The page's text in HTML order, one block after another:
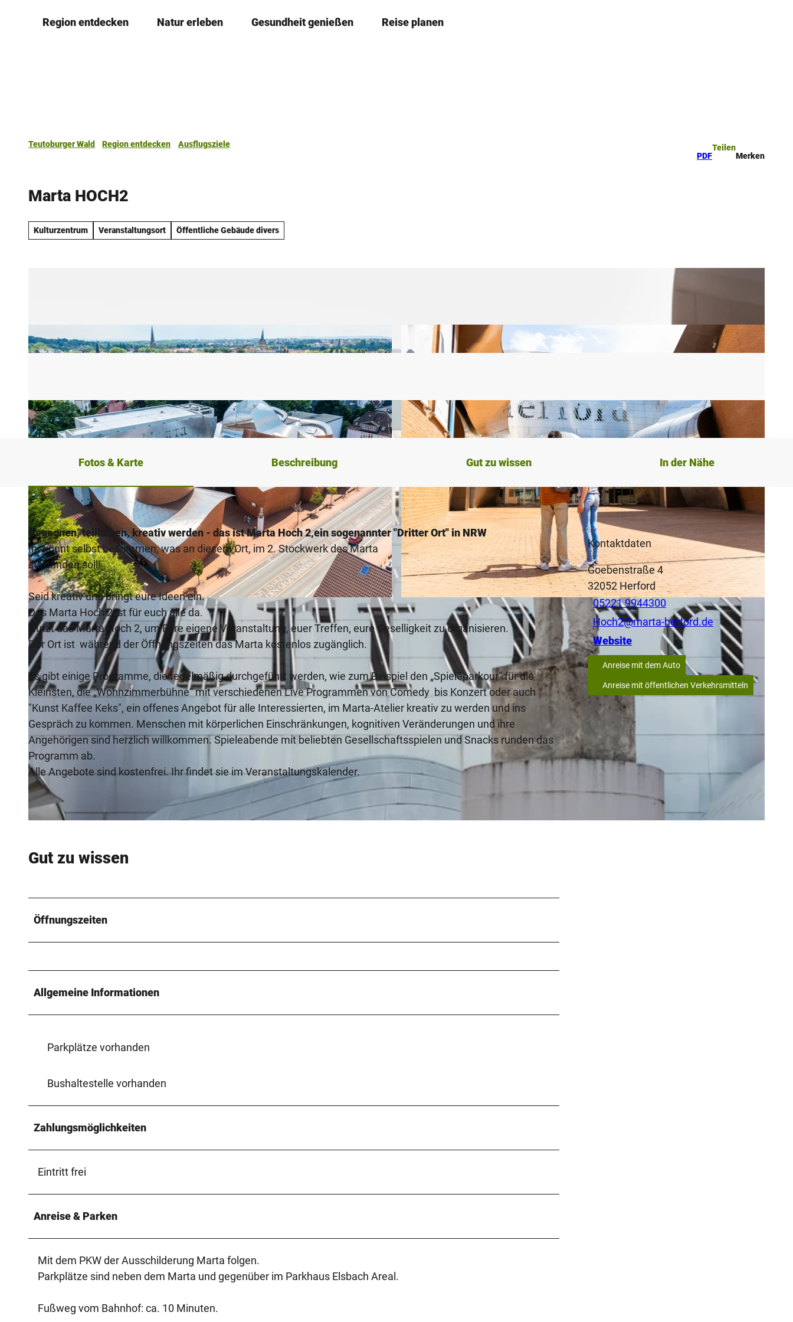
Region entdecken Natur erleben Gesundheit genießen Reise planen
Teutoburger Wald Region entdecken
Ausflugsziele
PDF
Teilen
Merken
Marta HOCH2
Kulturzentrum Veranstaltungsort Öffentliche Gebäude divers
© Teutoburger Wald Tourismus, H. Tornow | © Teutoburger Wald Tourismus, H. Tornow
Fotos & Karte Beschreibung Gut zu wissen In der Nähe
Begegnen, teilhaben, kreativ werden - das ist Marta Hoch 2,ein sogenannter "Dritter Ort" in NRW
Ihr könnt selbst bestimmen, was an diesem Ort, im 2. Stockwerk des Marta
stattfinden soll!
Seid kreativ und bringt eure Ideen ein.
Das Marta Hoch 2 ist für euch alle da.
Nutzt das Marta Hoch 2, um Eure eigene Veranstaltung, euer Treffen, eure Geselligkeit zu organisieren.
Der Ort ist während der Öffnungszeiten das Marta kostenlos zugänglich.
Es gibt einige Programme, die regelmäßig durchgeführt werden, wie zum Beispiel den „Spieleparkour“ für die
Kleinsten, die „Wohnzimmerbühne“ mit verschiedenen Live Programmen von Comedy bis Konzert oder auch
"Kunst Kaffee Keks", ein offenes Angebot für alle Interessierten, im Marta-Atelier kreativ zu werden und ins
Gespräch zu kommen. Menschen mit körperlichen Einschränkungen, kognitiven Veränderungen und ihre
Angehörigen sind herzlich willkommen. Spieleabende mit beliebten Gesellschaftsspielen und Snacks runden das
Programm ab.
Alle Angebote sind kostenfrei. Ihr findet sie im Veranstaltungskalender.
Gut zu wissen
Öffnungszeiten
Allgemeine Informationen
Parkplätze vorhanden
Bushaltestelle vorhanden
Zahlungsmöglichkeiten
Eintritt frei
Anreise & Parken
Mit dem PKW der Ausschilderung Marta folgen.
Parkplätze sind neben dem Marta und gegenüber im Parkhaus Elsbach Areal.
Fußweg vom Bahnhof: ca. 10 Minuten.
Kontaktdaten
Goebenstraße 4
32052Herford
05221 9944300
Hoch2@marta-herford.de
Website
Anreise mit dem Auto
Anreise mit öffentlichen Verkehrsmitteln